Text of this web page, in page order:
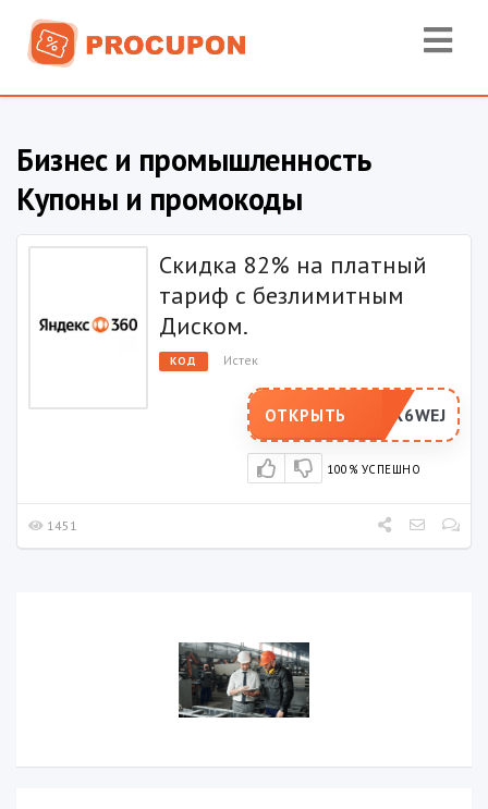
Бизнес и промышленность
Купоны и промокоды
Скидка 82% на платный
тариф с безлимитным
Диском.
КОД Истек
YEDX6WEJ
ОТКРЫТЬ
100% УСПЕШНО
1451